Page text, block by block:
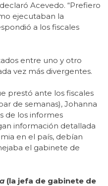
Acevedo. “Prefiero
ejecutaban la
a los fiscales
entre uno y otro
vez más divergentes.
prestó ante los fiscales
de semanas), Johanna
de los informes
información detallada
en el país, debían
el gabinete de
(la jefa de gabinete de